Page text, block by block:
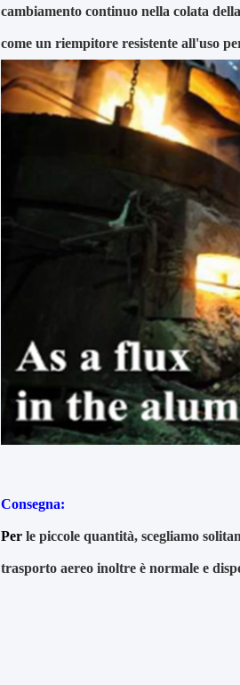
cambiamento continuo nella colata
come un riempitore resistente all'uso
Consegna:
Per le piccole quantità, scegliamo
trasporto aereo inoltre è normale e